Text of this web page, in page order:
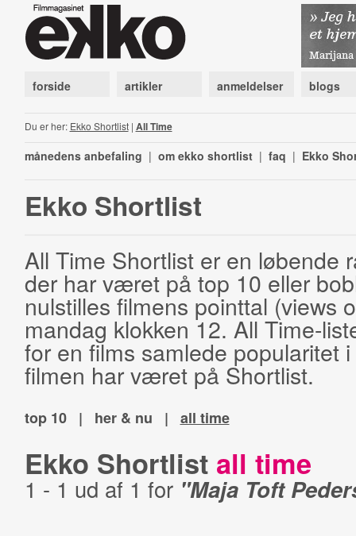
forside artikler anmeldelser blogs
Du er her: Ekko Shortlist| All Time
månedens anbefaling | om ekko shortlist | faq | Ekko
Ekko Shortlist
All Time Shortlist er en løbende
der har været på top 10 eller
nulstilles filmens pointtal (views
mandag klokken 12. All Time-
for en films samlede popularitet
filmen har været på Shortlist.
top 10 | her & nu | all time
Ekko Shortlist all time
1 - 1 ud af 1 for "Maja Toft